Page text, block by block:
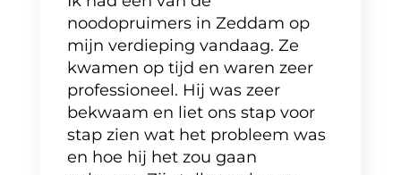
noodopruimers in Zeddam op
mijn verdieping vandaag. Ze
kwamen op tijd en waren zeer
professioneel. Hij was zeer
bekwaam en liet ons stap voor
stap zien wat het probleem was
en hoe hij het zou gaan